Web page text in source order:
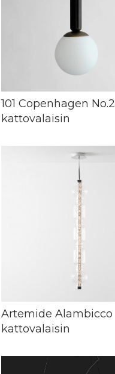
101 Copenhagen No.2
kattovalaisin
Artemide Alambicco
kattovalaisin